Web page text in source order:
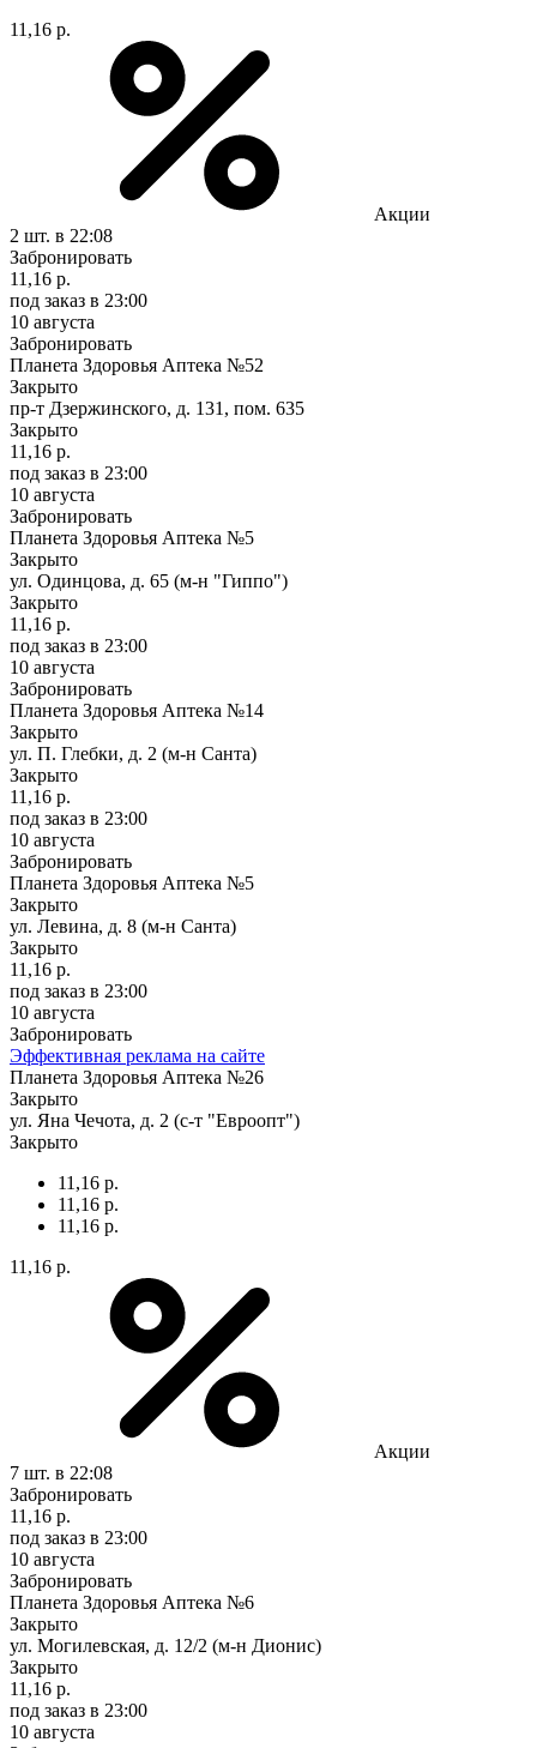
11,16 р.
Акции
2 шт. в 22:08
Забронировать
11,16 р.
под заказ в 23:00
10 августа
Забронировать
Планета Здоровья Аптека №52
Закрыто
пр-т Дзержинского, д. 131, пом. 635
Закрыто
11,16 р.
под заказ в 23:00
10 августа
Забронировать
Планета Здоровья Аптека №5
Закрыто
ул. Одинцова, д. 65 (м-н "Гиппо")
Закрыто
11,16 р.
под заказ в 23:00
10 августа
Забронировать
Планета Здоровья Аптека №14
Закрыто
ул. П. Глебки, д. 2 (м-н Санта)
Закрыто
11,16 р.
под заказ в 23:00
10 августа
Забронировать
Планета Здоровья Аптека №5
Закрыто
ул. Левина, д. 8 (м-н Санта)
Закрыто
11,16 р.
под заказ в 23:00
10 августа
Забронировать
Эффективная реклама на сайте
Планета Здоровья Аптека №26
Закрыто
ул. Яна Чечота, д. 2 (с-т "Евроопт")
Закрыто
11,16 р.
11,16 р.
11,16 р.
11,16 р.
Акции
7 шт. в 22:08
Забронировать
11,16 р.
под заказ в 23:00
10 августа
Забронировать
Планета Здоровья Аптека №6
Закрыто
ул. Могилевская, д. 12/2 (м-н Дионис)
Закрыто
11,16 р.
под заказ в 23:00
10 августа